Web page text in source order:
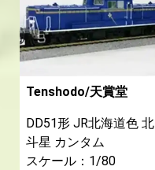
Tenshodo/天賞堂
DD51形 JR北海道色 北
斗星 カンタム
スケール：1/80